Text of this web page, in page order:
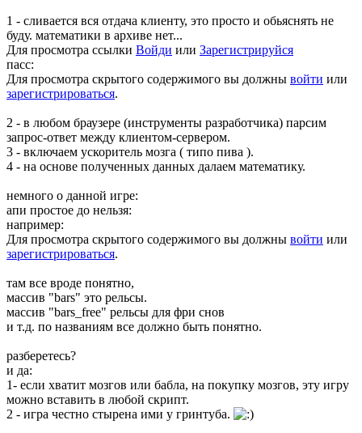
1 - сливается вся отдача клиенту, это просто и обьяснять не
буду. математики в архиве нет...
Для просмотра ссылки Войди или Зарегистрируйся
пасс:
Для просмотра скрытого содержимого вы должны войти или
зарегистрироваться.
2 - в любом браузере (инструменты разработчика) парсим
запрос-ответ между клиентом-сервером.
3 - включаем ускоритель мозга ( типо пива ).
4 - на основе полученных данных далаем математику.
немного о данной игре:
апи простое до нельзя:
например:
Для просмотра скрытого содержимого вы должны войти или
зарегистрироваться.
там все вроде понятно,
массив "bars" это рельсы.
массив "bars_free" рельсы для фри снов
и т.д. по названиям все должно быть понятно.
разберетесь?
и да:
1- если хватит мозгов или бабла, на покупку мозгов, эту игру
можно вставить в любой скрипт.
2 - игра честно стырена ими у гринтуба.